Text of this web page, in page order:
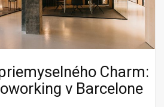
Charm:
v Barcelone